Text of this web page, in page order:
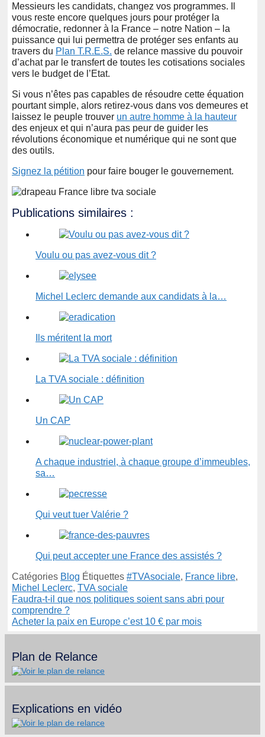
Messieurs les candidats, changez vos programmes. Il
vous reste encore quelques jours pour protéger la
démocratie, redonner à la France – notre Nation – la
puissance qui lui permettra de protéger ses enfants au
travers du Plan T.R.E.S. de relance massive du pouvoir
d’achat par le transfert de toutes les cotisations sociales
vers le budget de l’Etat.
Si vous n’êtes pas capables de résoudre cette équation
pourtant simple, alors retirez-vous dans vos demeures et
laissez le peuple trouver un autre homme à la hauteur
des enjeux et qui n’aura pas peur de guider les
révolutions économique et numérique qui ne sont que
des outils.
Signez la pétition pour faire bouger le gouvernement.
Publications similaires :
Voulu ou pas avez-vous dit ?
Michel Leclerc demande aux candidats à la…
Ils méritent la mort
La TVA sociale : définition
Un CAP
A chaque industriel, à chaque groupe d’immeubles,
sa…
Qui veut tuer Valérie ?
Qui peut accepter une France des assistés ?
Catégories Blog Étiquettes #TVAsociale, France libre,
Michel Leclerc, TVA sociale
Faudra-t-il que nos politiques soient sans abri pour
comprendre ?
Acheter la paix en Europe c’est 10 € par mois
Plan de Relance
Explications en vidéo